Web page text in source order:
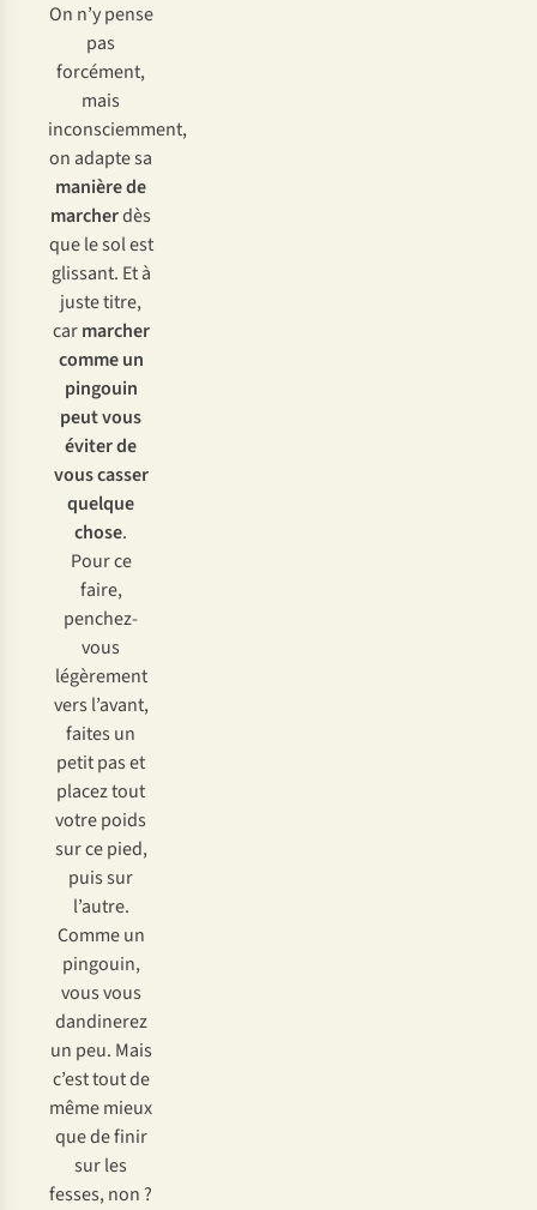
On n’y pense
pas
forcément,
mais
inconsciemment,
on adapte sa
manière de
marcherdès
que le sol est
glissant. Et à
juste titre,
carmarcher
comme un
pingouin
peut vous
éviter de
vous casser
quelque
chose.
Pour ce
faire,
penchez-
vous
légèrement
vers l’avant,
faites un
petit pas et
placez tout
votre poids
sur ce pied,
puis sur
l’autre.
Comme un
pingouin,
vous vous
dandinerez
un peu. Mais
c’est tout de
même mieux
que de finir
sur les
fesses, non ?